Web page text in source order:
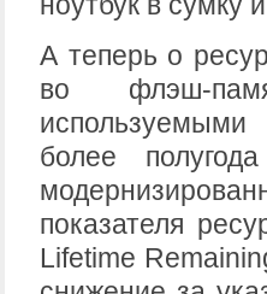
А теперь о
во флэш-
более
показателя
Lifetime